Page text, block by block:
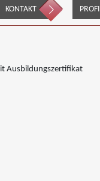
KONTAKT
Ausbildungszertifikat